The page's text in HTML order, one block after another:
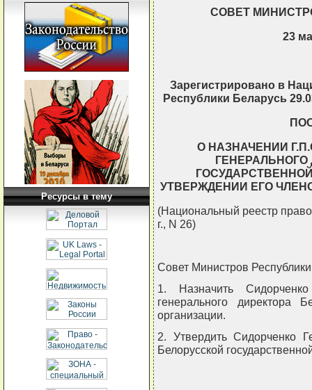
Ресурсы в тему
СОВЕТ
23
Зарегистрировано в
Республики Беларусь
О НАЗНАЧЕНИИ
УТВЕРЖДЕНИИ ЕГО
(Национальный реестр
г., N 26)
Совет Министров
1. Назначить
генерального директора
организации.
2. Утвердить Сидорченко
Белорусской